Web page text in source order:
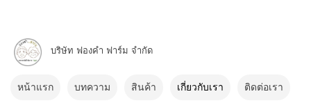
บริษัท ฟองคำ ฟาร์ม จำกัด
หน้าแรก บทความ สินค้า เกี่ยวกับเรา ติดต่อเรา
ปลูก
ฟองคำ ฟาร์ม